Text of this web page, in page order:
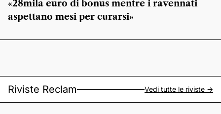
«28mila euro di bonus mentre i ravennati
aspettano mesi per curarsi»
Riviste Reclam Vedi tutte le riviste ->